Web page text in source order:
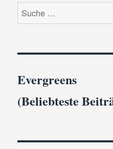
Suche
nach:
Evergreens
(Beliebteste